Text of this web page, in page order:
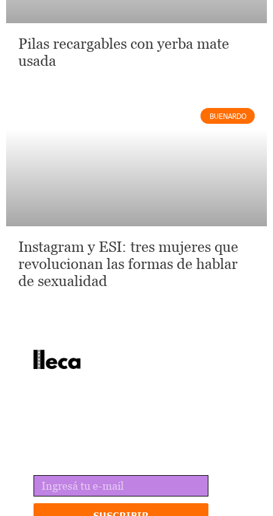
Pilas recargables con yerba mate
usada
BUENARDO
Instagram y ESI: tres mujeres que
revolucionan las formas de hablar
de sexualidad